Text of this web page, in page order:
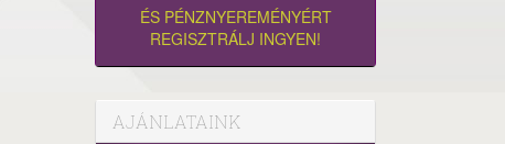
ÉS PÉNZNYEREMÉNYÉRT
REGISZTRÁLJ INGYEN!
AJÁNLATAINK